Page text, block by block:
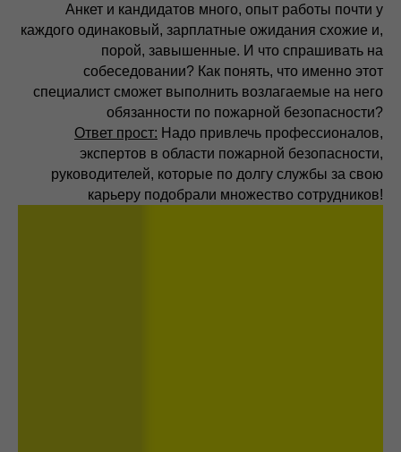
Анкет и кандидатов много, опыт работы почти у
каждого одинаковый, зарплатные ожидания схожие и,
порой, завышенные. И что спрашивать на
собеседовании? Как понять, что именно этот
специалист сможет выполнить возлагаемые на него
обязанности по пожарной безопасности?
Ответ прост: Надо привлечь профессионалов,
экспертов в области пожарной безопасности,
руководителей, которые по долгу службы за свою
карьеру подобрали множество сотрудников!